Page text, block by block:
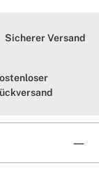
Sicherer Versand